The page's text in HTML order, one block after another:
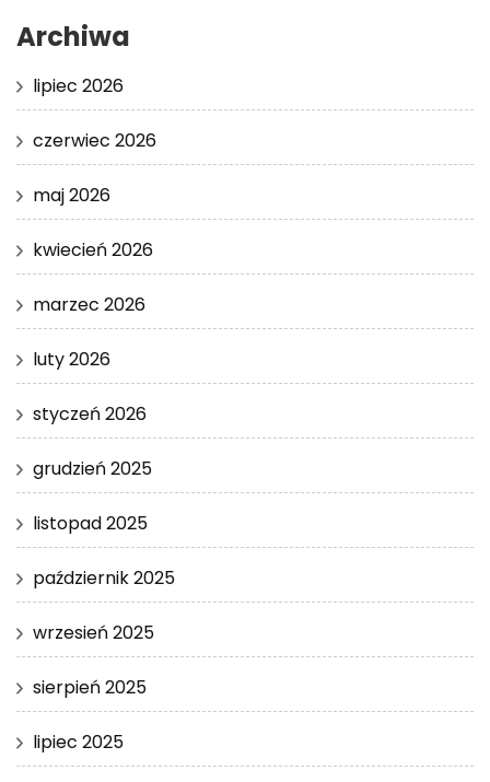
Archiwa
lipiec 2026
czerwiec 2026
maj 2026
kwiecień 2026
marzec 2026
luty 2026
styczeń 2026
grudzień 2025
listopad 2025
październik 2025
wrzesień 2025
sierpień 2025
lipiec 2025